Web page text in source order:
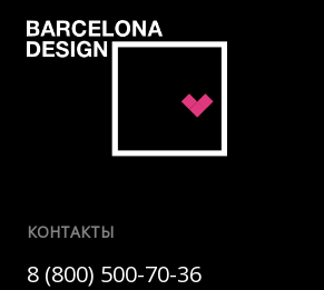
КОНТАКТЫ
8 (800) 500-70-36